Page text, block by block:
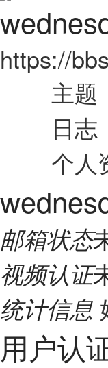
https://
主题
日志
个人
邮箱状态
视频认证
统计信息
用户认